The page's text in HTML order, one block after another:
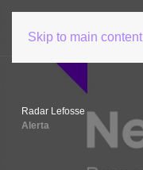
Skip to main content
Radar Lefosse
Alerta